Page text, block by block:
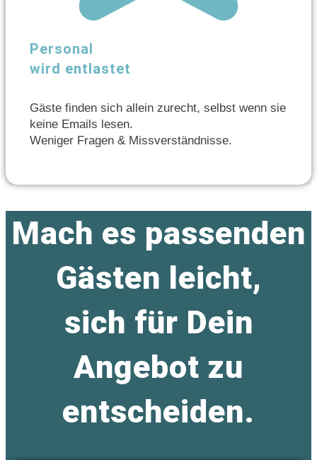
Personal
wird entlastet
Gäste finden sich allein zurecht, selbst wenn sie
keine Emails lesen.
Weniger Fragen & Missverständnisse.
Mach es passenden
Gästen leicht,
sich für Dein
Angebot zu
entscheiden.